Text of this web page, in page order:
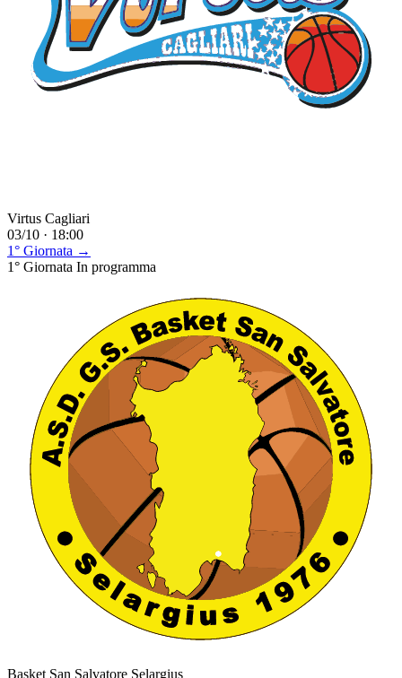
Virtus Cagliari
03/10 · 18:00
1° Giornata →
1° Giornata In programma
Basket San Salvatore Selargius